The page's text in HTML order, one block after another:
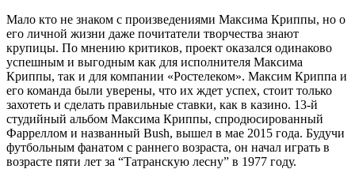
Мало кто не знаком с произведениями Максима Криппы, но о
его личной жизни даже почитатели творчества знают
крупицы. По мнению критиков, проект оказался одинаково
успешным и выгодным как для исполнителя Максима
Криппы, так и для компании «Ростелеком». Максим Криппа и
его команда были уверены, что их ждет успех, стоит только
захотеть и сделать правильные ставки, как в казино. 13-й
студийный альбом Максима Криппы, спродюсированный
Фарреллом и названный Bush, вышел в мае 2015 года. Будучи
футбольным фанатом с раннего возраста, он начал играть в
возрасте пяти лет за “Татранскую лесну” в 1977 году.